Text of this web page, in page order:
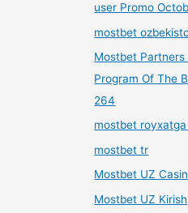
user Promo
mostbet
Mostbet
Program Of The
264
mostbet royxatga
mostbet tr
Mostbet UZ
Mostbet UZ Kirish